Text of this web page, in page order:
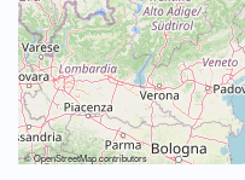
©OpenStreetMapcontributors